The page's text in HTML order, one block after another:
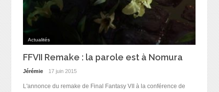
Actualités
FFVII Remake : la parole est à Nomura
Jérémie 17 juin 2015
L'annonce du remake de Final Fantasy VII à la conférence de